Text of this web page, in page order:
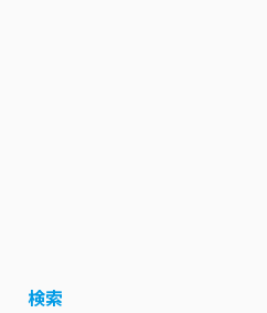
検索